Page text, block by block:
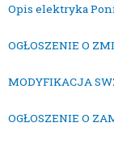
Opis elektryka
OGŁOSZENIE O
MODYFIKACJA
OGŁOSZENIE O